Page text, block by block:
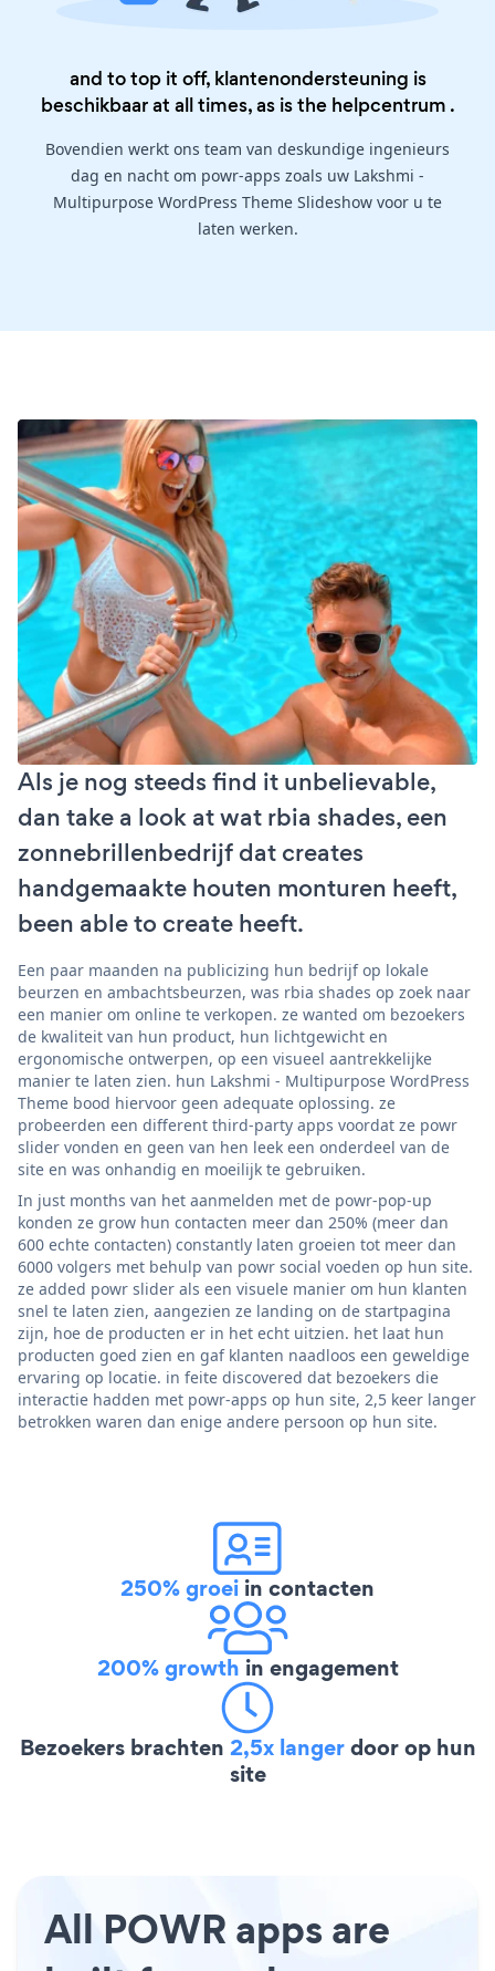
and to top it off, klantenondersteuning is
beschikbaar at all times, as is the helpcentrum .
Bovendien werkt ons team van deskundige ingenieurs
dag en nacht om powr-apps zoals uw Lakshmi -
Multipurpose WordPress Theme Slideshow voor u te
laten werken.
Als je nog steeds find it unbelievable,
dan take a look at wat rbia shades, een
zonnebrillenbedrijf dat creates
handgemaakte houten monturen heeft,
been able to create heeft.
Een paar maanden na publicizing hun bedrijf op lokale
beurzen en ambachtsbeurzen, was rbia shades op zoek naar
een manier om online te verkopen. ze wanted om bezoekers
de kwaliteit van hun product, hun lichtgewicht en
ergonomische ontwerpen, op een visueel aantrekkelijke
manier te laten zien. hun Lakshmi - Multipurpose WordPress
Theme bood hiervoor geen adequate oplossing. ze
probeerden een different third-party apps voordat ze powr
slider vonden en geen van hen leek een onderdeel van de
site en was onhandig en moeilijk te gebruiken.
In just months van het aanmelden met de powr-pop-up
konden ze grow hun contacten meer dan 250% (meer dan
600 echte contacten) constantly laten groeien tot meer dan
6000 volgers met behulp van powr social voeden op hun site.
ze added powr slider als een visuele manier om hun klanten
snel te laten zien, aangezien ze landing on de startpagina
zijn, hoe de producten er in het echt uitzien. het laat hun
producten goed zien en gaf klanten naadloos een geweldige
ervaring op locatie. in feite discovered dat bezoekers die
interactie hadden met powr-apps op hun site, 2,5 keer langer
betrokken waren dan enige andere persoon op hun site.
250% groei in contacten
200% growth in engagement
Bezoekers brachten 2,5x langerdoor op hun
site
All POWR apps are